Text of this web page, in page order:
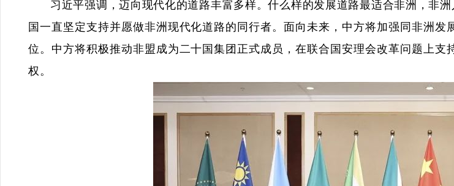
习近平强调，迈向现代化的道路丰富多样。什么样的发展道路最适合非洲，非
国一直坚定支持并愿做非洲现代化道路的同行者。面向未来，中方将加强同非洲
位。中方将积极推动非盟成为二十国集团正式成员，在联合国安理会改革问题上
权。